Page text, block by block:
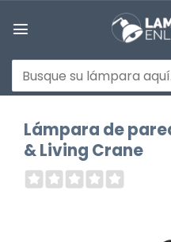
Buscar
por:
Lámpara de
& Living Crane